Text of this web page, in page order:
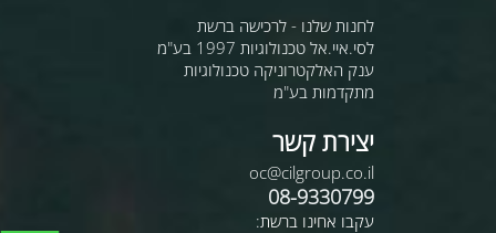
לחנות שלנו - לרכישה ברשת
לסי.איי.אל טכנולוגיות 1997 בע"מ
ענק האלקטרוניקה טכנולוגיות
מתקדמות בע"מ
יצירת קשר
oc@cilgroup.co.il
08-9330799
עקבו אחינו ברשת: